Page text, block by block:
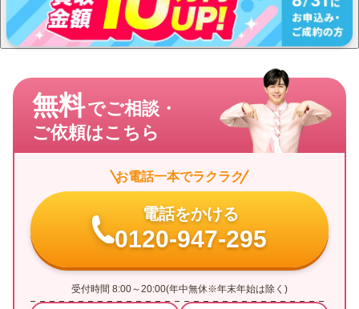
無料でご相談・
ご依頼はこちら
お電話一本でラクラク
電話をかける
0120-947-295
受付時間 8:00～20:00(年中無休※年末年始は除く)